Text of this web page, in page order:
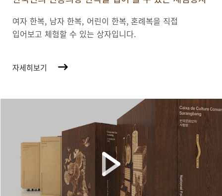
여자 한복, 남자 한복, 어린이 한복, 혼례복을 직접
입어보고 체험할 수 있는 상자입니다.
자세히보기